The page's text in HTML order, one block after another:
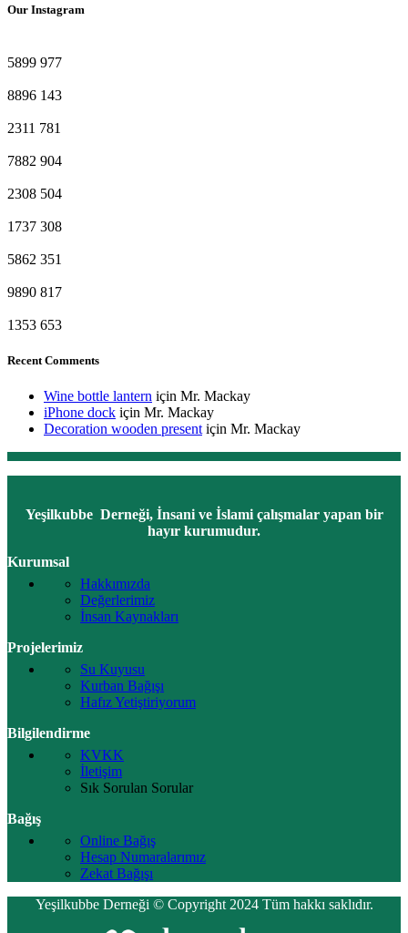
Our Instagram
5899 977
8896 143
2311 781
7882 904
2308 504
1737 308
5862 351
9890 817
1353 653
Recent Comments
Wine bottle lantern için Mr. Mackay
iPhone dock için Mr. Mackay
Decoration wooden present için Mr. Mackay
Yeşilkubbe Derneği, İnsani ve İslami çalışmalar yapan bir
hayır kurumudur.
Kurumsal
Hakkımızda
Değerlerimiz
İnsan Kaynakları
Projelerimiz
Su Kuyusu
Kurban Bağışı
Hafız Yetiştiriyorum
Bilgilendirme
KVKK
İletişim
Sık Sorulan Sorular
Bağış
Online Bağış
Hesap Numaralarımız
Zekat Bağışı
Yeşilkubbe Derneği © Copyright 2024 Tüm hakkı saklıdır.